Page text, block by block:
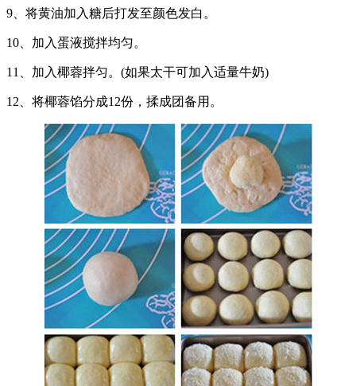
9、将黄油加入糖后打发至颜色发白。
10、加入蛋液搅拌均匀。
11、加入椰蓉拌匀。(如果太干可加入适量牛奶)
12、将椰蓉馅分成12份，揉成团备用。